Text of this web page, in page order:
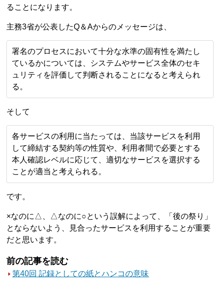
ることになります。
主務3省が公表したQ＆Aからのメッセージは、
署名のプロセスにおいて十分な水準の固有性を満たし
ているかについては、システムやサービス全体のセキ
ュリティを評価して判断されることになると考えられ
る。
そして
各サービスの利用に当たっては、当該サービスを利用
して締結する契約等の性質や、利用者間で必要とする
本人確認レベルに応じて、適切なサービスを選択する
ことが適当と考えられる。
です。
×なのに△、△なのに○という誤解によって、「後の祭り」
とならないよう、見合ったサービスを利用することが重要
だと思います。
前の記事を読む
第40回 記録としての紙とハンコの意味